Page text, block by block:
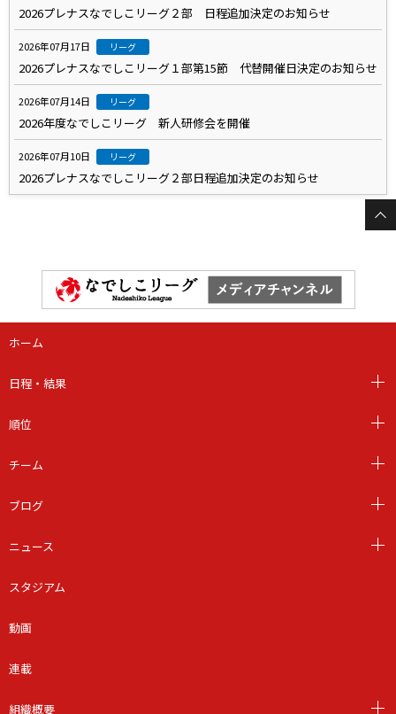
2026プレナスなでしこリーグ２部 日程追加決定のお知らせ
2026年07月17日 リーグ
2026プレナスなでしこリーグ１部第15節 代替開催日決定のお知らせ
2026年07月14日 リーグ
2026年度なでしこリーグ 新人研修会を開催
2026年07月10日 リーグ
2026プレナスなでしこリーグ２部日程追加決定のお知らせ
ホーム
日程・結果
順位
チーム
ブログ
ニュース
スタジアム
動画
連載
組織概要